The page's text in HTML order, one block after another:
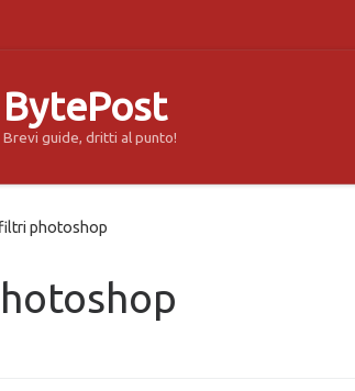
BytePost
Brevi guide, dritti al punto!
filtri photoshop